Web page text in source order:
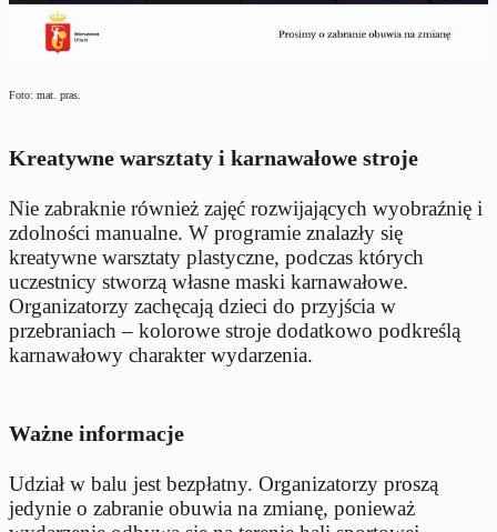
Foto: mat. pras.
Kreatywne warsztaty i karnawałowe stroje
Nie zabraknie również zajęć rozwijających wyobraźnię i
zdolności manualne. W programie znalazły się
kreatywne warsztaty plastyczne, podczas których
uczestnicy stworzą własne maski karnawałowe.
Organizatorzy zachęcają dzieci do przyjścia w
przebraniach – kolorowe stroje dodatkowo podkreślą
karnawałowy charakter wydarzenia.
Ważne informacje
Udział w balu jest bezpłatny. Organizatorzy proszą
jedynie o zabranie obuwia na zmianę, ponieważ